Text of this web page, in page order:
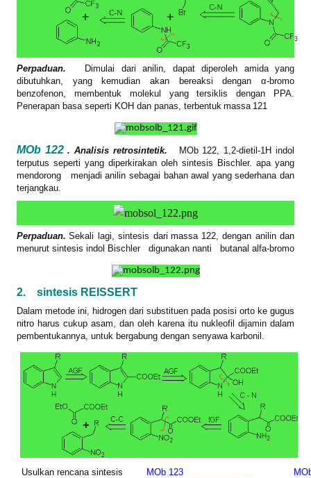
Perpaduan.
Dimulai dari anilin, dapat diperoleh amida yang
dibutuhkan, yang kemudian akan bereaksi dengan α-bromo
benzofenon, membentuk molekul yang tersiklis dengan PPA.
Penerapan basa seperti KOH dan panas, terbentuk massa 121
MOb 122 . Analisis retrosintetik. MOb 122, 1,2-dietil-1H indol
terputus seperti yang diperkirakan oleh sintesis Bischler. apa yang
mendorong
menjadi anilin sebagai bahan awal yang sederhana dan
terjangkau.
Perpaduan. Sekali lagi, sintesis dari massa 122, dengan anilin dan
menurut sintesis indol Bischler
digunakan nanti butanal alfa-bromo
2. sintesis REISSERT
Dalam metode ini, hidrogen dari substituen pada posisi orto ke gugus
nitro harus cukup asam, dan oleh karena itu nukleofil dijamin dalam
pembentukannya, untuk bergabung dengan senyawa karbonil.
Usulkan rencana sintesis
MOb 123